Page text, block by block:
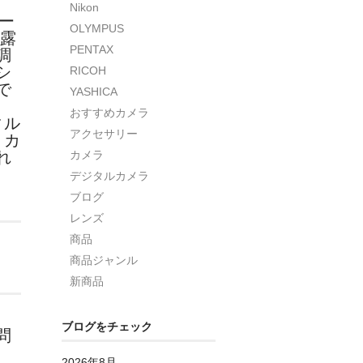
ル
Nikon
OLYMPUS
PENTAX
RICOH
YASHICA
おすすめカメラ
アクセサリー
カメラ
デジタルカメラ
ブログ
レンズ
商品
商品ジャンル
新商品
ブログをチェック